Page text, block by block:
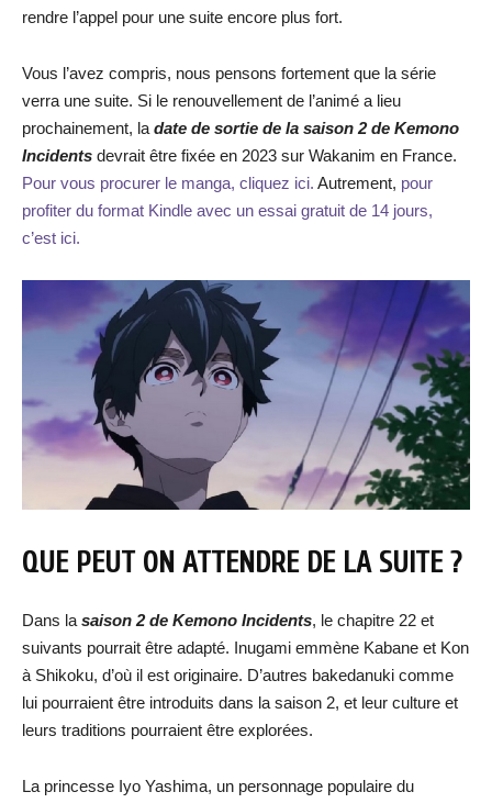
rendre l’appel pour une suite encore plus fort.
Vous l’avez compris, nous pensons fortement que la série
verra une suite. Si le renouvellement de l’animé a lieu
prochainement, la date de sortie de la saison 2 de Kemono
Incidents devrait être fixée en 2023 sur Wakanim en France.
Pour vous procurer le manga, cliquez ici. Autrement, pour
profiter du format Kindle avec un essai gratuit de 14 jours,
c’est ici.
QUE PEUT ON ATTENDRE DE LA SUITE ?
Dans la saison 2 de Kemono Incidents, le chapitre 22 et
suivants pourrait être adapté. Inugami emmène Kabane et Kon
à Shikoku, d’où il est originaire. D’autres bakedanuki comme
lui pourraient être introduits dans la saison 2, et leur culture et
leurs traditions pourraient être explorées.
La princesse Iyo Yashima, un personnage populaire du